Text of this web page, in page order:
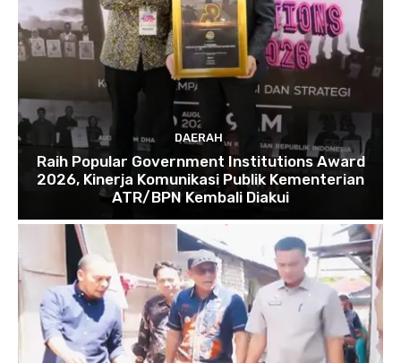
DAERAH
Raih Popular Government Institutions Award
2026, Kinerja Komunikasi Publik Kementerian
ATR/BPN Kembali Diakui